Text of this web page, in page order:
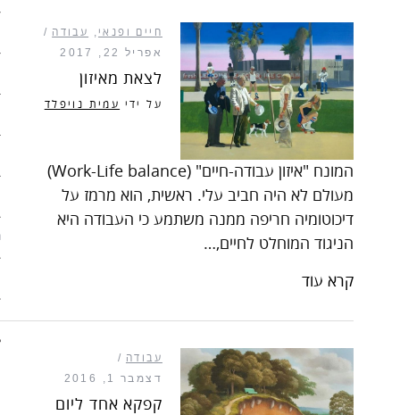
יום ההתנתקות הבינלאומי
ארכיון
אודות האתר
ספרים מומלצים – רשימה
צור קשר
חיים ופנאי , עבודה
אפריל 22, 2017
לצאת מאיזון
על ידי עמית נויפלד
המונח "איזון עבודה-חיים" (Work-Life balance)
מעולם לא היה חביב עלי. ראשית, הוא מרמז על
דיכוטומיה חריפה ממנה משתמע כי העבודה היא
הניגוד המוחלט לחיים,…
קרא עוד
עבודה
דצמבר 1, 2016
קפקא אחד ליום